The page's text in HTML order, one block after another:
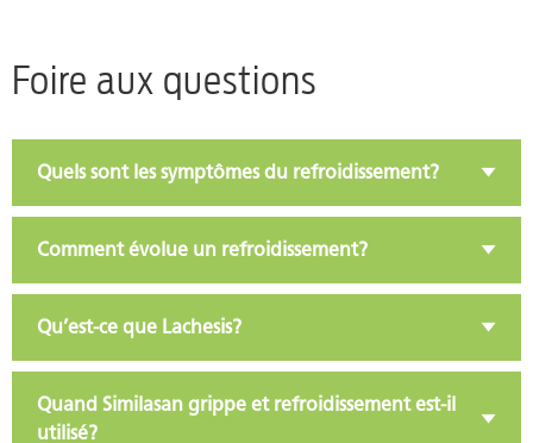
Foire aux questions
Quels sont les symptômes du refroidissement?
Comment évolue un refroidissement?
Qu’est-ce que Lachesis?
Quand Similasan grippe et refroidissement est-il
utilisé?